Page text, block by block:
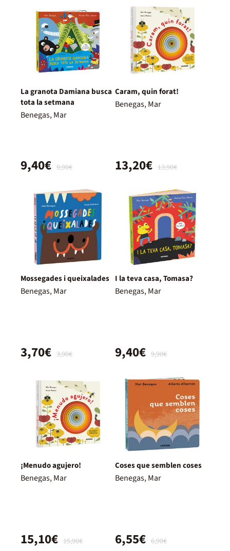
La granota Damiana busca
tota la setmana
Benegas, Mar
9,90€
9,40€
Caram, quin forat!
Benegas, Mar
13,90€
13,20€
Mossegades i queixalades
Benegas, Mar
3,90€
3,70€
I la teva casa, Tomasa?
Benegas, Mar
9,90€
9,40€
¡Menudo agujero!
Benegas, Mar
15,90€
15,10€
Coses que semblen coses
Benegas, Mar
6,90€
6,55€